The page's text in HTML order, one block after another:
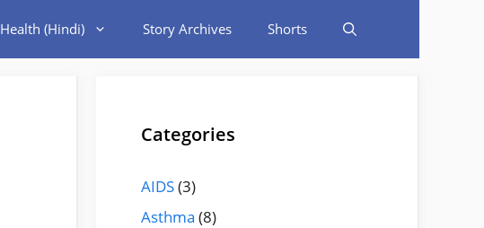
Health (Hindi) Story Archives Shorts
Categories
AIDS(3)
Asthma (8)